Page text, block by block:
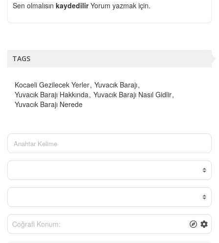
Sen olmalısın kaydedilirYorum yazmak için.
TAGS
Kocaeli Gezilecek Yerler Yuvacık Barajı
Yuvacık Barajı Hakkında Yuvacık Barajı Nasıl Gidlir
Yuvacık Barajı Nerede